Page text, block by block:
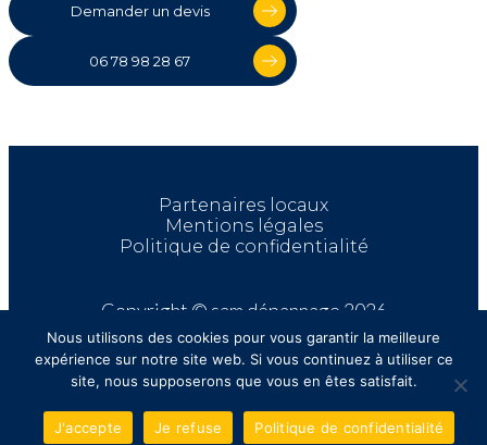
Demander un devis
06 78 98 28 67
Partenaires locaux
Mentions légales
Politique de confidentialité
Copyright © sam dépannage 2026
Nous utilisons des cookies pour vous garantir la meilleure
expérience sur notre site web. Si vous continuez à utiliser ce
site, nous supposerons que vous en êtes satisfait.
J'accepte Je refuse Politique de confidentialité